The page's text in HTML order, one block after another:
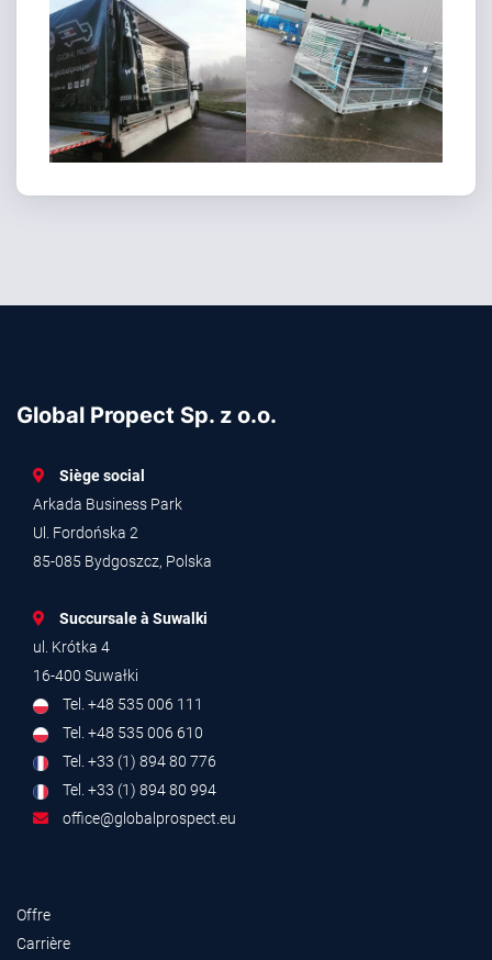
Global Propect Sp. z o.o.
Siège social
Arkada Business Park
Ul. Fordońska 2
85-085 Bydgoszcz, Polska
Succursale à Suwalki
ul. Krótka 4
16-400 Suwałki
Tel. +48 535 006 111
Tel. +48 535 006 610
Tel. +33 (1) 894 80 776
Tel. +33 (1) 894 80 994
office@globalprospect.eu
Offre
Carrière